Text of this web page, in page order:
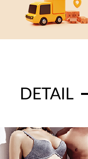
DETAIL